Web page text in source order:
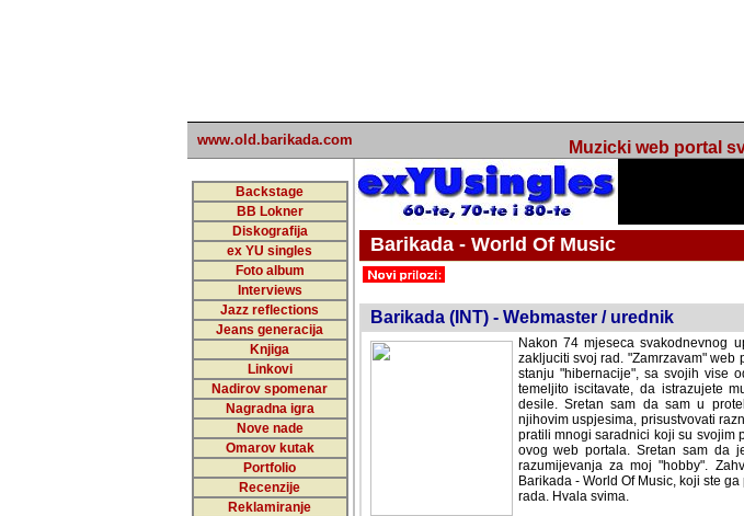
www.old.barikada.com Muzicki web portal
Backstage
BB Lokner
Diskografija
ex YU singles
Foto album
Interviews
Jazz reflections
Jeans generacija
Knjiga
Linkovi
Nadirov spomenar
Nagradna igra
Nove nade
Omarov kutak
Portfolio
Recenzije
Reklamiranje
Barikada - World Of Music
Barikada (INT) - Webmaster / urednik
Nakon 74 mjeseca svakodnevnog
zakljuciti svoj rad. "Zamrzavam" web
stanju "hibernacije", sa svojih vise
temeljito iscitavate, da istrazujete
Sretan sam da sam u proteklom
uspjesima, prisustvovati raznim
mnogi saradnici koji su svojim
web portala. Sretan sam da je i
razumijevanja za moj "hobby".
Barikada - World Of Music, koji ste
rada. Hvala svima.